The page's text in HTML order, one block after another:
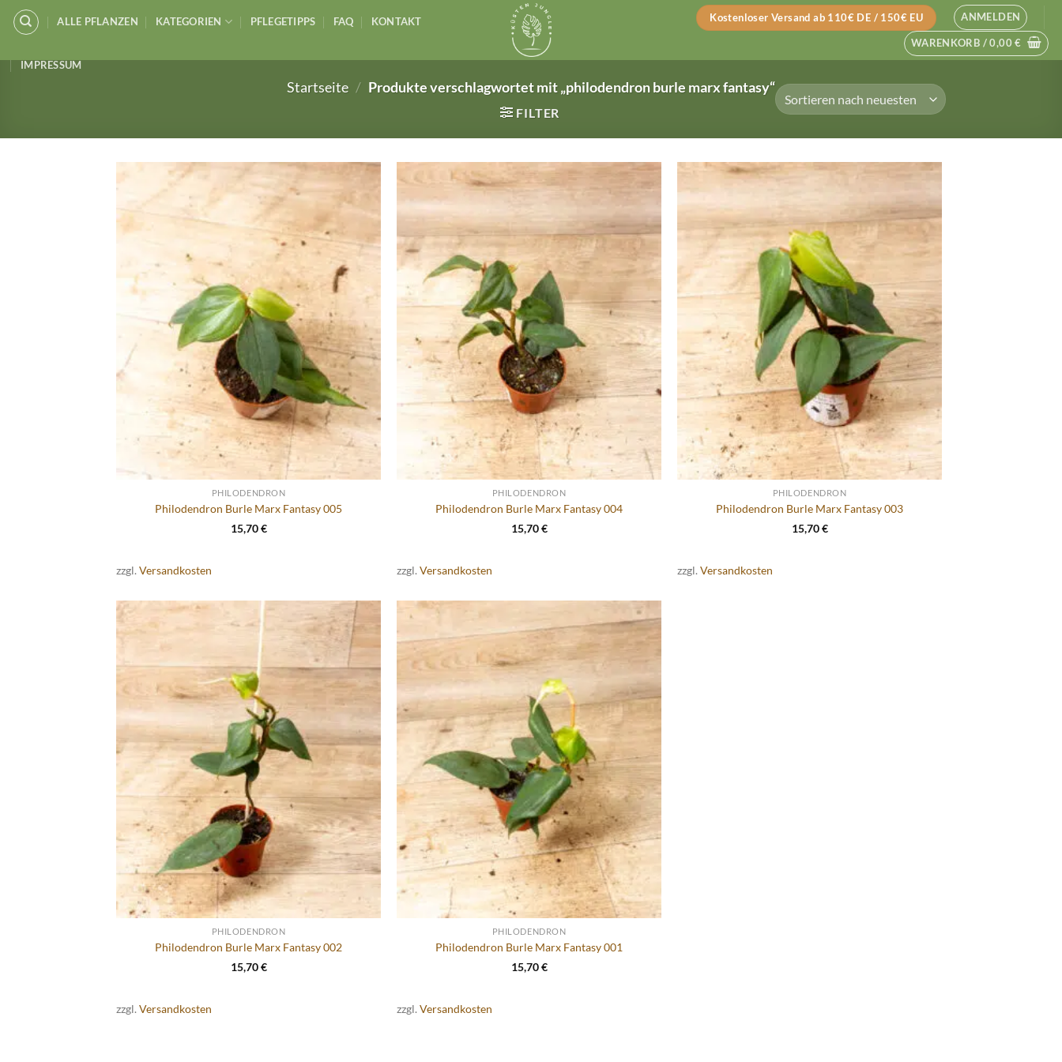
Zum
Inhalt
ALLE PFLANZEN KATEGORIEN PFLEGETIPPS FAQ KONTAKT
IMPRESSUM
Kostenloser Versand ab 110€ DE / 150€ EU ANMELDEN
WARENKORB /0,00€
Startseite / Produkte verschlagwortet mit „philodendron burle marx fantasy“
FILTER
PHILODENDRON
Philodendron Burle Marx Fantasy 005
15,70€
zzgl. Versandkosten
PHILODENDRON
Philodendron Burle Marx Fantasy 004
15,70€
zzgl. Versandkosten
PHILODENDRON
Philodendron Burle Marx Fantasy 003
15,70€
zzgl. Versandkosten
PHILODENDRON
Philodendron Burle Marx Fantasy 002
15,70€
zzgl. Versandkosten
PHILODENDRON
Philodendron Burle Marx Fantasy 001
15,70€
zzgl. Versandkosten